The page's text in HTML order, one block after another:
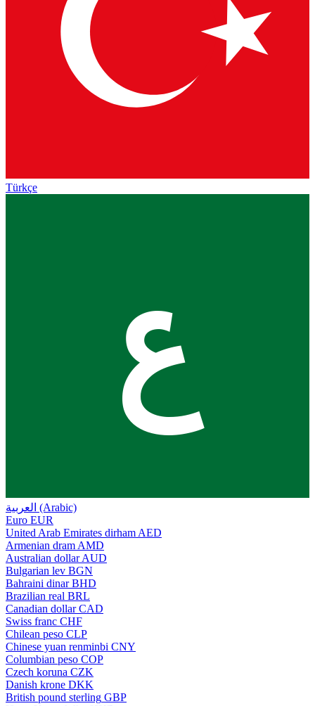
Türkçe
ع
العربية (Arabic)
Euro EUR
United Arab Emirates dirham AED
Armenian dram AMD
Australian dollar AUD
Bulgarian lev BGN
Bahraini dinar BHD
Brazilian real BRL
Canadian dollar CAD
Swiss franc CHF
Chilean peso CLP
Chinese yuan renminbi CNY
Columbian peso COP
Czech koruna CZK
Danish krone DKK
British pound sterling GBP